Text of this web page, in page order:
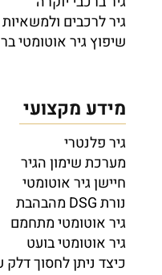
גיר לרכבים ולמשאיות
שיפוץ גיר אוטומטי
מידע מקצועי
גיר פלנטרי
מערכת שימון הגיר
חיישן גיר אוטומטי
נורת DSG מהבהבת
גיר אוטומטי מתחמם
גיר אוטומטי בועט
כיצד ניתן לחסוך דלק